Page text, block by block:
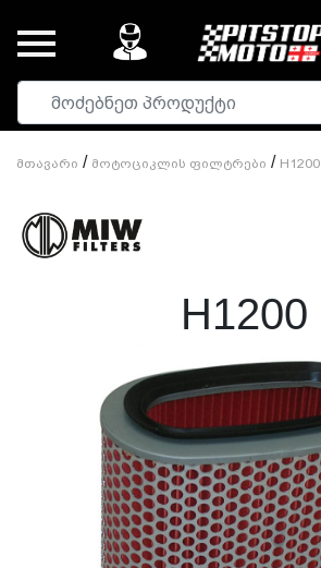
Მთავარი / Მოტოციკლის Ფილტრები / H1200
H1200